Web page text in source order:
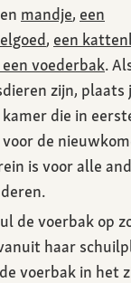
mandje, een
, een
voederbak.
zijn, plaats
die in
de
is voor alle
de voerbak op
haar
voerbak in het